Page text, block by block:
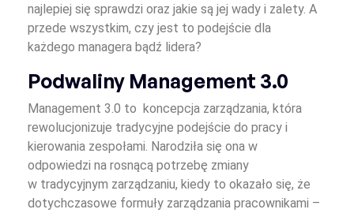
najlepiej się sprawdzi oraz jakie są jej wady i zalety. A
przede wszystkim, czy jest to podejście dla
każdego managera bądź lidera?
Podwaliny Management 3.0
Management 3.0 to koncepcja zarządzania, która
rewolucjonizuje tradycyjne podejście do pracy i
kierowania zespołami. Narodziła się ona w
odpowiedzi na rosnącą potrzebę zmiany
w tradycyjnym zarządzaniu, kiedy to okazało się, że
dotychczasowe formuły zarządzania pracownikami –